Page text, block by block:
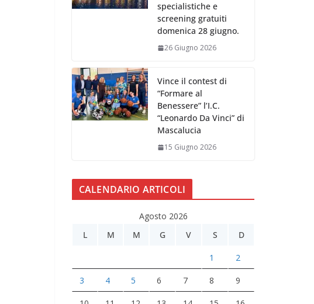
specialistiche e
screening gratuiti
domenica 28 giugno.
26 Giugno 2026
Vince il contest di
“Formare al
Benessere” l’I.C.
“Leonardo Da Vinci” di
Mascalucia
15 Giugno 2026
CALENDARIO ARTICOLI
Agosto 2026
L
M M G V S D
1 2
3 4 5 6 7 8 9